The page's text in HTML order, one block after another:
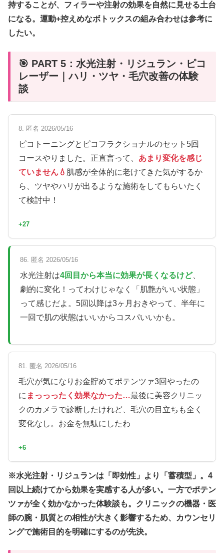
持することが、フィラーや注射の効果を自然に見せる土台
になる。運動+控えめなボトックスの組み合わせは参考に
したい。
🎯 PART 5：水光注射・リジュラン・ピコ
レーザー｜ハリ・ツヤ・毛穴改善の体験
談
8. 匿名 2026/05/16
ピコトーニングとピコフラクショナルのセット5回
コースやりました。正直言って、 あまり変化を感じ
ていません💧 肌感が全体的に老けてきた気がするか
ら、ツヤやハリが出るような施術をしてもらいたく
て検討中！
+27
86. 匿名 2026/05/16
水光注射は4回目から本当に効果が長くなるけど、
劇的に変化！ってわけじゃなく「肌艶がいい状態」
って感じだよ。5回以降は3ヶ月おきやって、半年に
一回で肌の状態はいいからコスパいいかも。
81. 匿名 2026/05/16
毛穴が気になりお金貯めてポテンツァ3回やったの
に まっっったく効果なかった…最後に美容クリニッ
クのカメラで診断したけれど、毛穴の目立ちも全く
変化なし。お金を無駄にしたわ
+6
※水光注射・リジュランは「即効性」より「蓄積型」。4
回以上続けてから効果を実感する人が多い。一方でポテン
ツァが全く効かなかった体験談も。クリニックの機器・医
師の腕・肌質との相性が大きく影響するため、カウンセリ
ングで施術目的を明確にするのが先決。